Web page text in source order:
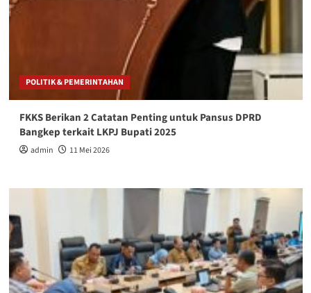
POLITIK & PEMERINTAHAN
FKKS Berikan 2 Catatan Penting untuk Pansus DPRD
Bangkep terkait LKPJ Bupati 2025
admin 11 Mei 2026